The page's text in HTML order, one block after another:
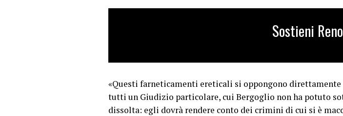
Sostieni
«Questi farneticamenti ereticali si oppongono direttamente
tutti un Giudizio particolare, cui Bergoglio non ha potuto
dissolta: egli dovrà rendere conto dei crimini di cui si è